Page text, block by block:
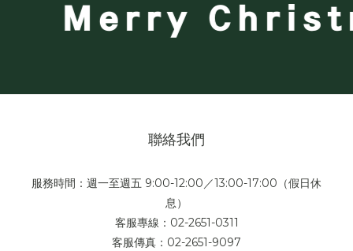
Merry
聯絡我們
服務時間：週一至週五 9:00-12:00／13:00-17:00（假日休
息）
客服專線：02-2651-0311
客服傳真：02-2651-9097